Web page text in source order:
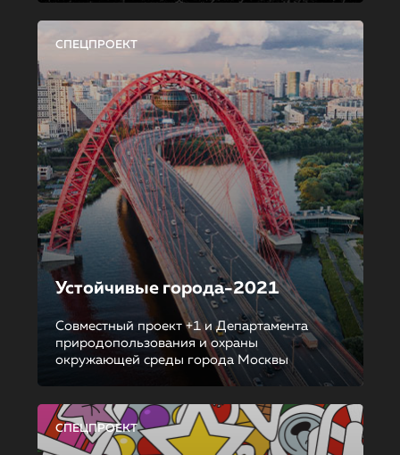
СПЕЦПРОЕКТ
Устойчивые города-2021
Совместный проект +1 и Департамента
природопользования и охраны
окружающей среды города Москвы
СПЕЦПРОЕКТ